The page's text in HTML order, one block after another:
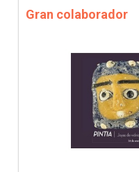
Gran colaborador